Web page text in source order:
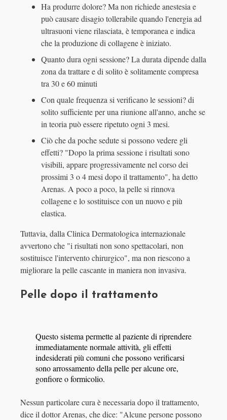
Ha produrre dolore? Ma non richiede anestesia e
può causare disagio tollerabile quando l'energia ad
ultrasuoni viene rilasciata, è temporanea e indica
che la produzione di collagene è iniziato.
Quanto dura ogni sessione? La durata dipende dalla
zona da trattare e di solito è solitamente compresa
tra 30 e 60 minuti
Con quale frequenza si verificano le sessioni? di
solito sufficiente per una riunione all'anno, anche se
in teoria può essere ripetuto ogni 3 mesi.
Ciò che da poche sedute si possono vedere gli
effetti? "Dopo la prima sessione i risultati sono
visibili, appare progressivamente nel corso dei
prossimi 3 o 4 mesi dopo il trattamento", ha detto
Arenas. A poco a poco, la pelle si rinnova
collagene e lo sostituisce con un nuovo e più
elastica.
Tuttavia, dalla Clinica Dermatologica internazionale
avvertono che "i risultati non sono spettacolari, non
sostituisce l'intervento chirurgico", ma non riescono a
migliorare la pelle cascante in maniera non invasiva.
Pelle dopo il trattamento
Questo sistema permette al paziente di riprendere
immediatamente normale attività, gli effetti
indesiderati più comuni che possono verificarsi
sono arrossamento della pelle per alcune ore,
gonfiore o formicolio.
Nessun particolare cura è necessaria dopo il trattamento,
dice il dottor Arenas, che dice: "Alcune persone possono